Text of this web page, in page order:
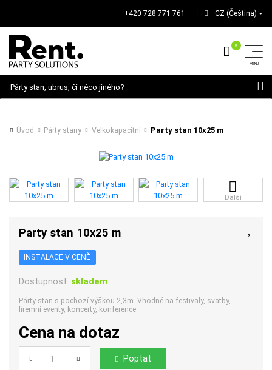
+420 728 771 761 CZ (Čeština)
Úvod Párty stany Velkokapacitní Party stan 10x25 m
Další
Party stan 10x25 m
INSTALACE V CENĚ
Dostupnost: skladem
Párty stan s pochozí výškou 2,3m. Vhodné na festivaly, svatby,
firemní eventy, koncerty, konference.
Cena na dotaz
Počet Poptat